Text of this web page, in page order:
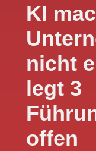
KI
nicht
legt 3
offen